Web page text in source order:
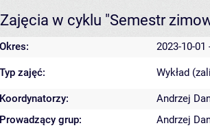
Zajęcia w cyklu "Semestr
Okres: 2023-10-01
Typ zajęć: Wykład
Koordynatorzy:
Andrzej
Prowadzący grup:
Andrzej